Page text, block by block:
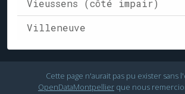
Vieussens (côté impair)
Villeneuve
Cette page n'aurait pas pu exister sans
OpenDataMontpellier que nous